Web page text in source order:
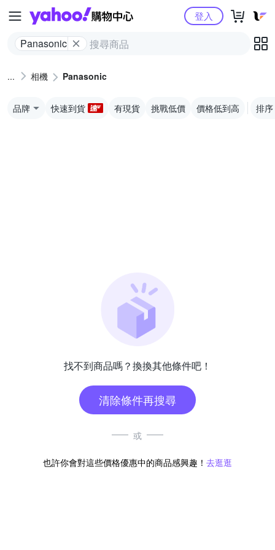
Yahoo購物中心
Panasonic
登入
相機 Panasonic
品牌 快速到貨 有現貨 挑戰低價 價格低到高 排序
找不到商品嗎？換換其他條件吧！
清除條件再搜尋
或
也許你會對這些價格優惠中的商品感興趣！ 去逛逛